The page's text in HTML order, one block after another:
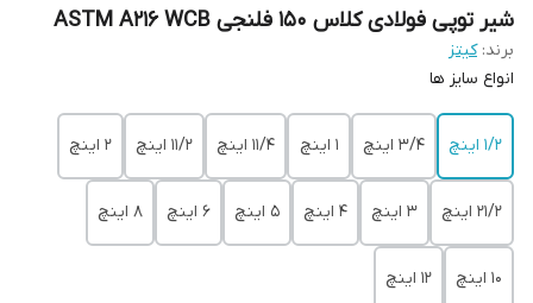
شیر توپی فولادی کلاس 150 فلنجی ASTM A216 WCB
برند: کیتز
‌انواع سایز ها
۱/۲ اینچ ۳/۴ اینچ ۱ اینچ ۱۱/۴ اینچ ۱۱/۲ اینچ ۲ اینچ
۲۱/۲ اینچ ۳ اینچ ۴ اینچ ۵ اینچ ۶ اینچ ۸ اینچ
۱۰ اینچ ۱۲ اینچ